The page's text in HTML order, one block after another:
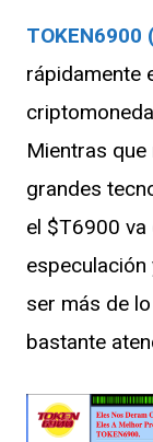
TOKEN6900
rápidamente
Mientras
grandes
el $T6900
ser más de
bastante